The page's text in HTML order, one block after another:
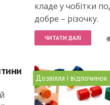
кладе у чобітки
добре – різочку.
ЧИТАТИ ДАЛІ
Дозвілля і відпочинок